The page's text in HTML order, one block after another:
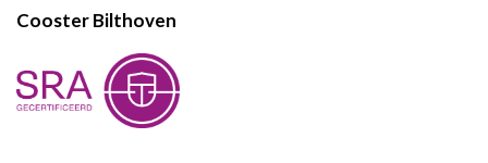
Cooster Bilthoven